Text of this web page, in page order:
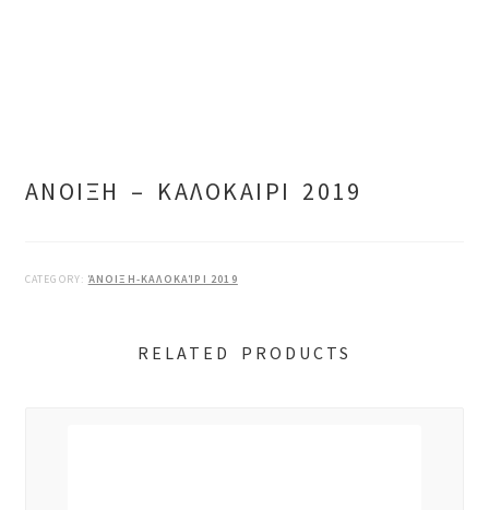
ΑΝΟΙΞΗ – ΚΑΛΟΚΑΙΡΙ 2019
CATEGORY: ΆΝΟΙΞΗ-ΚΑΛΟΚΑΊΡΙ 2019
RELATED PRODUCTS